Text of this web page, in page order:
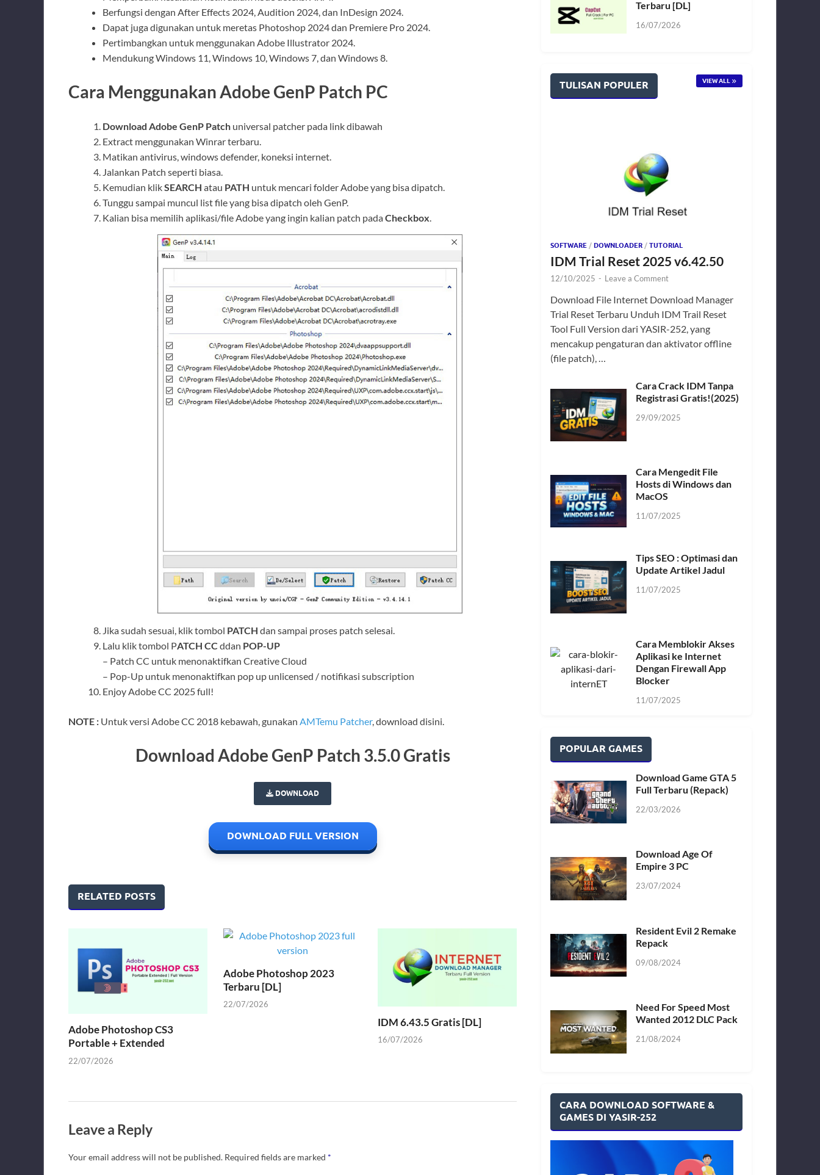
Berfungsi dengan After Effects 2024, Audition 2024, dan InDesign 2024.
Dapat juga digunakan untuk meretas Photoshop 2024 dan Premiere Pro 2024.
Pertimbangkan untuk menggunakan Adobe Illustrator 2024.
Mendukung Windows 11, Windows 10, Windows 7, dan Windows 8.
Cara Menggunakan Adobe GenP Patch PC
Download Adobe GenP Patch universal patcher pada link dibawah
Extract menggunakan Winrar terbaru.
Matikan antivirus, windows defender, koneksi internet.
Jalankan Patch seperti biasa.
Kemudian klikSEARCH atau PATH untuk mencari folder Adobe yang bisa dipatch.
Tunggu sampai muncul list file yang bisa dipatch oleh GenP.
Kalian bisa memilih aplikasi/file Adobe yang ingin kalian patch padaCheckbox
Jika sudah sesuai, klik tombol PATCH dan sampai proses patch selesai.
Lalu klik tombol PATCH CC ddan POP-UP
– Patch CC untuk menonaktifkan Creative Cloud
– Pop-Up untuk menonaktifkan pop up unlicensed / notifikasi subscription
Enjoy Adobe CC 2025 full!
NOTE : Untuk versi Adobe CC 2018 kebawah, gunakan AMTemu Patcher, download disini.
Download Adobe GenP Patch 3.5.0 Gratis
DOWNLOAD
DOWNLOAD FULL VERSION
RELATED POSTS
Adobe Photoshop CS3
Portable + Extended
22/07/2026
Adobe Photoshop 2023
Terbaru [DL]
22/07/2026
IDM 6.43.5 Gratis [DL]
16/07/2026
Leave a Reply
Your email address will not be published. Required fields are marked *
Terbaru [DL]
16/07/2026
TULISAN POPULER VIEW ALL
SOFTWARE /DOWNLOADER /TUTORIAL
IDM Trial Reset 2025 v6.42.50
12/10/2025 - Leave a Comment
Download File Internet Download Manager
Trial Reset Terbaru Unduh IDM Trail Reset
Tool Full Version dari YASIR-252, yang
mencakup pengaturan dan aktivator offline
(file patch), …
Cara Crack IDM Tanpa
Registrasi Gratis!(2025)
29/09/2025
Cara Mengedit File
Hosts di Windows dan
MacOS
11/07/2025
Tips SEO : Optimasi dan
Update Artikel Jadul
11/07/2025
Cara Memblokir Akses
Aplikasi ke Internet
Dengan Firewall App
Blocker
11/07/2025
POPULAR GAMES
Download Game GTA 5
Full Terbaru (Repack)
22/03/2026
Download Age Of
Empire 3 PC
23/07/2024
Resident Evil 2 Remake
Repack
09/08/2024
Need For Speed Most
Wanted 2012 DLC Pack
21/08/2024
CARA DOWNLOAD SOFTWARE &
GAMES DI YASIR-252